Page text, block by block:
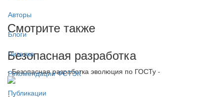
Авторы
Блоги
Читалка
Рекомендации ФСТЭК
Публикации
Смотрите также
Безопасная разработка
- Безопасная разработка эволюция по ГОСТу -